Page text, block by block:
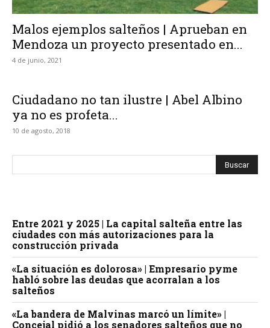
Malos ejemplos salteños | Aprueban en
Mendoza un proyecto presentado en...
4 de junio, 2021
Ciudadano no tan ilustre | Abel Albino
ya no es profeta...
10 de agosto, 2018
Entre 2021 y 2025 | La capital salteña entre las
ciudades con más autorizaciones para la
construcción privada
«La situación es dolorosa» | Empresario pyme
habló sobre las deudas que acorralan a los
salteños
«La bandera de Malvinas marcó un límite» |
Concejal pidió a los senadores salteños que no